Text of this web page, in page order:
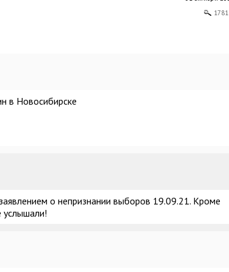
в Новосибирске
о непризнании выборов 19.09.21. Кроме
услышали!